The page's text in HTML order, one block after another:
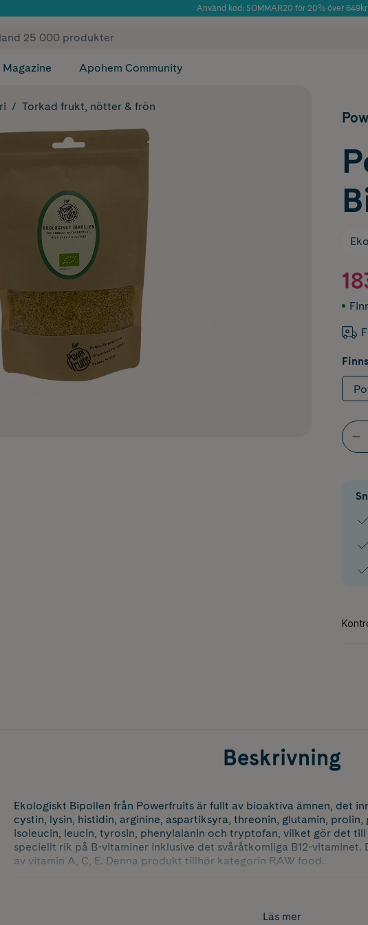
Använd kod: SOMMAR20 för 20% över 649kr
✓ Fri frakt
Magazine Apohem Community
Torkad frukt, nötter & frön
Eko
Beskrivning
Ekologiskt Bipollen från Powerfruits är fullt av bioaktiva ämnen, det
cystin, lysin, histidin, arginine, aspartiksyra, threonin, glutamin, prolin,
isoleucin, leucin, tyrosin, phenylalanin och tryptofan, vilket gör det
speciellt rik på B-vitaminer inklusive det svåråtkomliga B12-vitaminet.
av vitamin A, C, E. Denna produkt tillhör kategorin RAW food.
Läs mer